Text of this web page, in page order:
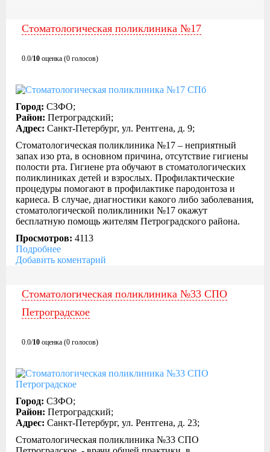
Стоматологическая поликлиника №17
0.0/10 оценка (0 голосов)
Город: СЗФО;
Район: Петроградский;
Адрес: Санкт-Петербург, ул. Рентгена, д. 9;
Стоматологическая поликлиника №17 – неприятный
запах изо рта, в основном причина, отсутствие гигиены
полости рта. Гигиене рта обучают в стоматологических
поликлиниках детей и взрослых. Профилактические
процедуры помогают в профилактике пародонтоза и
кариеса. В случае, диагностики какого либо заболевания,
стоматологической поликлиники №17 окажут
бесплатную помощь жителям Петроградского района.
Просмотров: 4113
Подробнее
Добавить коментарий
Стоматологическая поликлиника №33 СПО
Петроградское
0.0/10 оценка (0 голосов)
Город: СЗФО;
Район: Петроградский;
Адрес: Санкт-Петербург, ул. Рентгена, д. 23;
Стоматологическая поликлиника №33 СПО